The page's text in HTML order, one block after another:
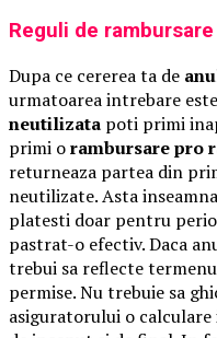
Reguli de
Dupa ce cererea ta de
urmatoarea intrebare
neutilizata poti primi
primi orambursare pro
returneaza partea din
neutilizate. Asta inseamna
platesti doar pentru
pastrat-o efectiv. Daca
trebui sa reflecte
permise. Nu trebuie sa
asiguratorului o